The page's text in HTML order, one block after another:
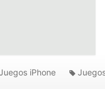
iPhone